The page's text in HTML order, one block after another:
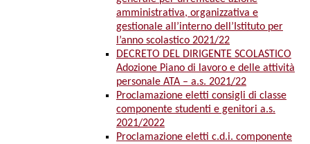
amministrativa, organizzativa e
gestionale all’interno dell’Istituto per
l’anno scolastico 2021/22
DECRETO DEL DIRIGENTE SCOLASTICO
Adozione Piano di lavoro e delle attività
personale ATA – a.s. 2021/22
Proclamazione eletti consigli di classe
componente studenti e genitori a.s.
2021/2022
Proclamazione eletti c.d.i. componente